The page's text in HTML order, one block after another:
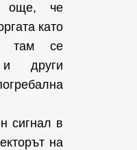
още, че
като
там се
и други
сигнал в
на